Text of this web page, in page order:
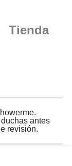
Tienda
antes
revisión.